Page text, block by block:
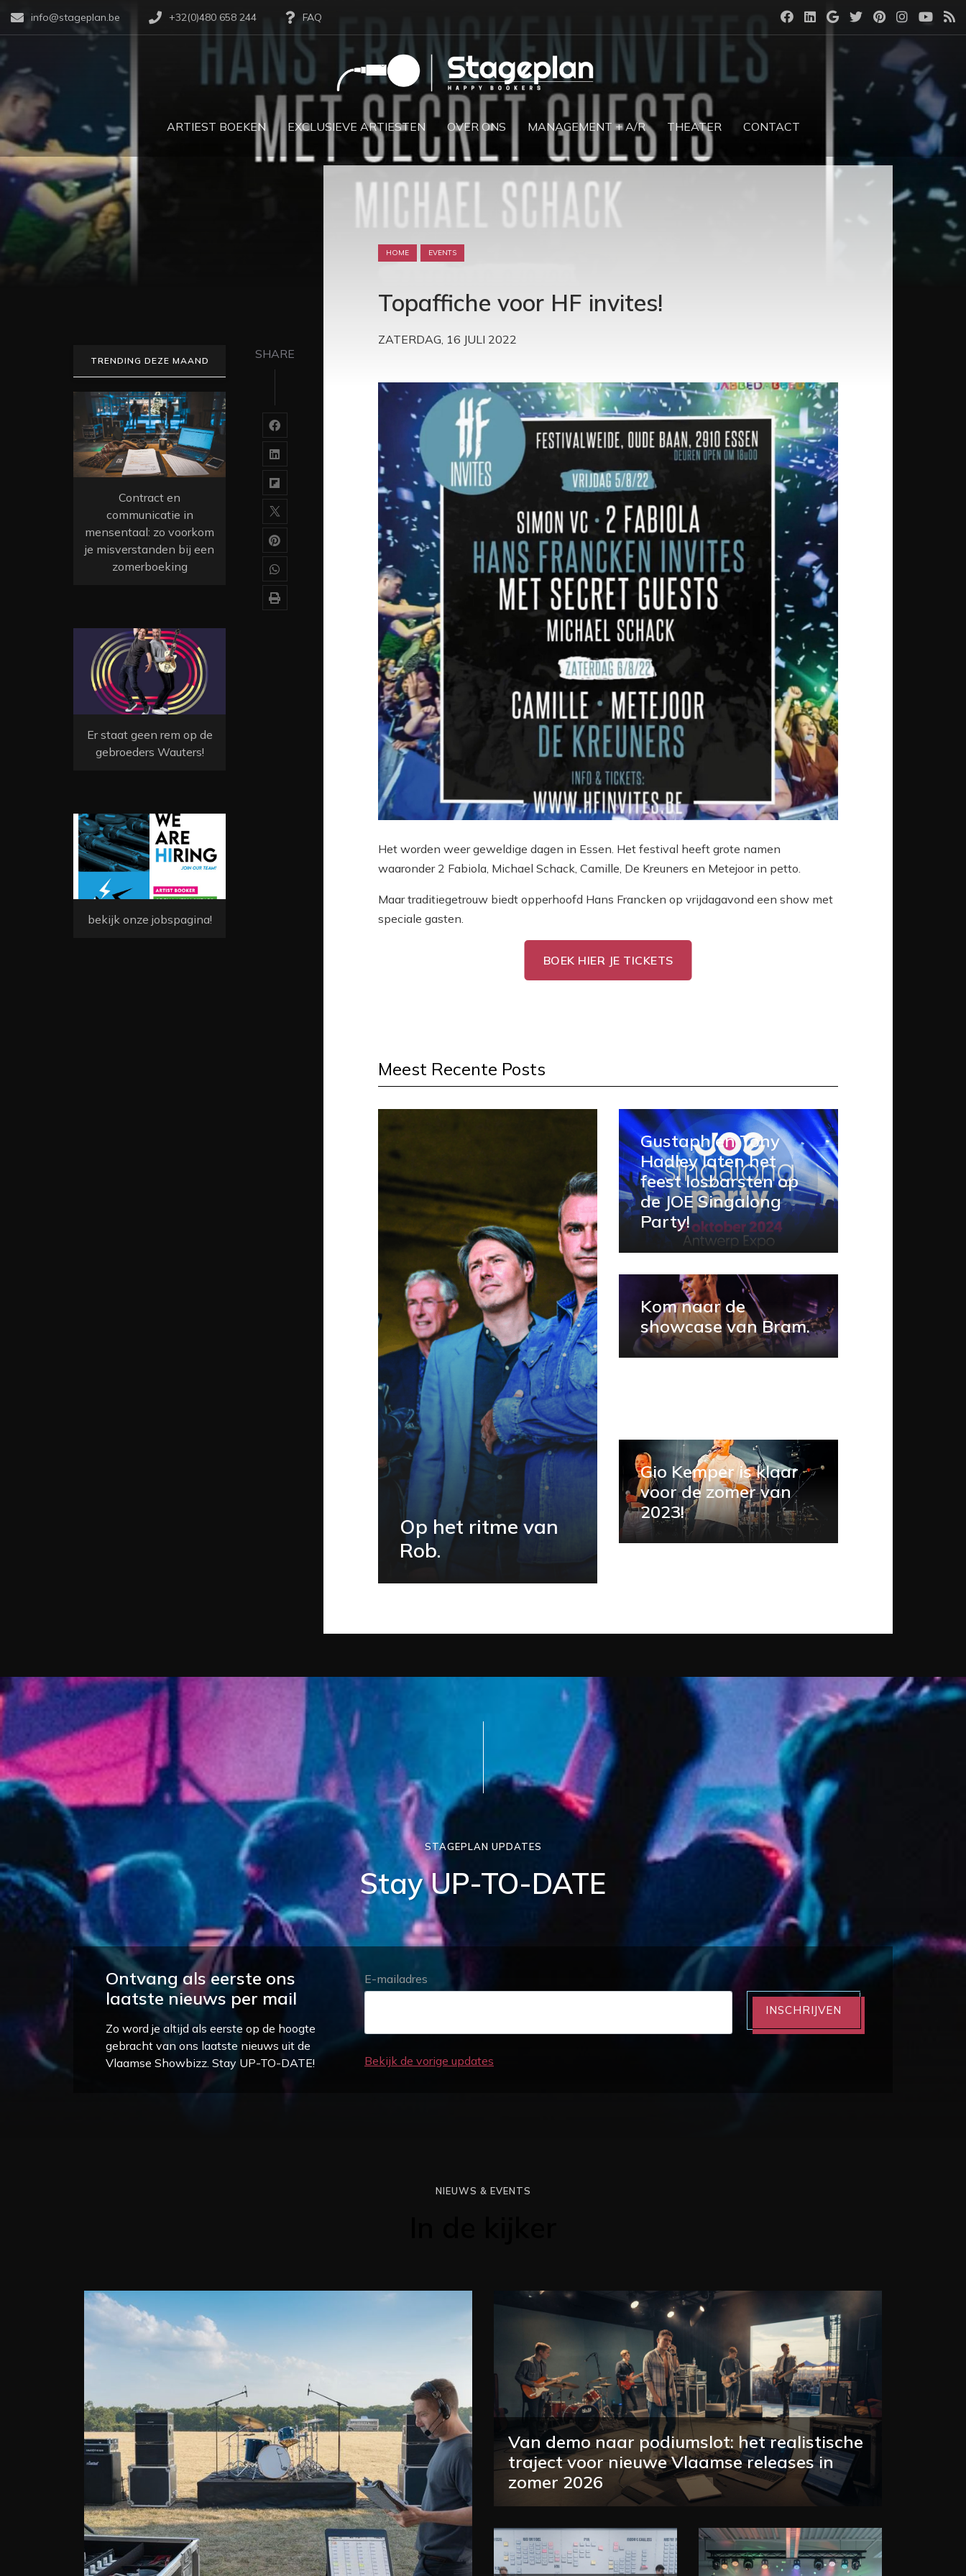
info@stageplan.be +32(0)480 658 244 FAQ
ARTIEST BOEKEN EXCLUSIEVE ARTIESTEN OVER ONS MANAGEMENT + A/R THEATER CONTACT
SHARE
HOME EVENTS
Topaffiche voor HF invites!
ZATERDAG, 16 JULI 2022
Het worden weer geweldige dagen in Essen. Het festival heeft grote namen
waaronder 2 Fabiola, Michael Schack, Camille, De Kreuners en Metejoor in petto.
Maar traditiegetrouw biedt opperhoofd Hans Francken op vrijdagavond een show met
speciale gasten.
BOEK HIER JE TICKETS
Meest Recente Posts
Op het ritme van
Rob.
Gustaph en Tony
Hadley laten het
feest losbarsten op
de JOE Singalong
Party!
Kom naar de
showcase van Bram.
Gio Kemper is klaar
voor de zomer van
2023!
TRENDING DEZE MAAND
Contract en
communicatie in
mensentaal: zo voorkom
je misverstanden bij een
zomerboeking
Er staat geen rem op de
gebroeders Wauters!
bekijk onze jobspagina!
STAGEPLAN UPDATES
Stay UP-TO-DATE
Ontvang als eerste ons
laatste nieuws per mail
Zo word je altijd als eerste op de hoogte
gebracht van ons laatste nieuws uit de
Vlaamse Showbizz. Stay UP-TO-DATE!
E-mailadres
INSCHRIJVEN
Bekijk de vorige updates
NIEUWS & EVENTS
Van demo naar podiumslot: het realistische
traject voor nieuwe Vlaamse releases in
zomer 2026